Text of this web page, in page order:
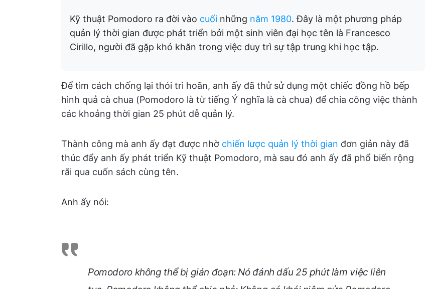
Kỹ thuật Pomodoro ra đời vào cuối những năm 1980. Đây là một phương pháp
quản lý thời gian được phát triển bởi một sinh viên đại học tên là Francesco
Cirillo, người đã gặp khó khăn trong việc duy trì sự tập trung khi học tập.
Để tìm cách chống lại thói trì hoãn, anh ấy đã thử sử dụng một chiếc đồng hồ bếp
hình quả cà chua (Pomodoro là từ tiếng Ý nghĩa là cà chua) để chia công việc thành
các khoảng thời gian 25 phút dễ quản lý.
Thành công mà anh ấy đạt được nhờ chiến lược quản lý thời gian đơn giản này đã
thúc đẩy anh ấy phát triển Kỹ thuật Pomodoro, mà sau đó anh ấy đã phổ biến rộng
rãi qua cuốn sách cùng tên.
Anh ấy nói:
Pomodoro không thể bị gián đoạn: Nó đánh dấu 25 phút làm việc liên